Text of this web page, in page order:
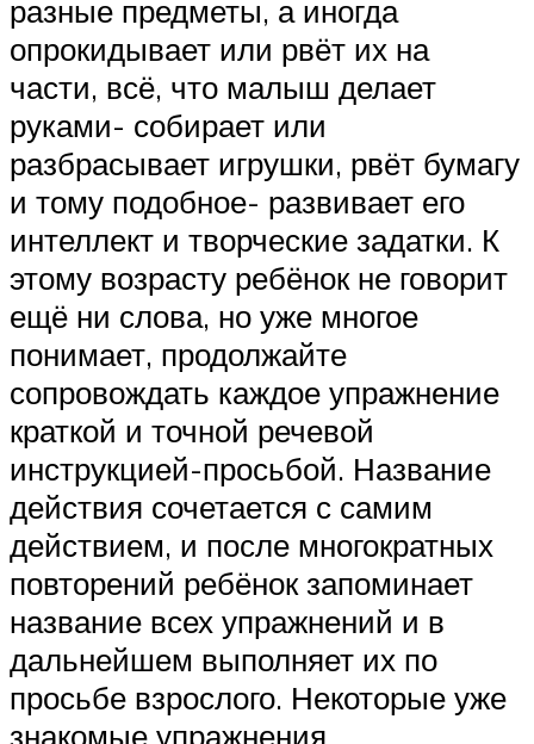
разные предметы, а иногда
опрокидывает или рвёт их на
части, всё, что малыш делает
руками- собирает или
разбрасывает игрушки, рвёт бумагу
и тому подобное- развивает его
интеллект и творческие задатки. К
этому возрасту ребёнок не говорит
ещё ни слова, но уже многое
понимает, продолжайте
сопровождать каждое упражнение
краткой и точной речевой
инструкцией-просьбой. Название
действия сочетается с самим
действием, и после многократных
повторений ребёнок запоминает
название всех упражнений и в
дальнейшем выполняет их по
просьбе взрослого. Некоторые уже
знакомые упражнения